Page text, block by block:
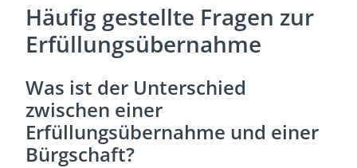
Häufig gestellte Fragen zur
Erfüllungsübernahme
Was ist der Unterschied
zwischen einer
Erfüllungsübernahme und einer
Bürgschaft?